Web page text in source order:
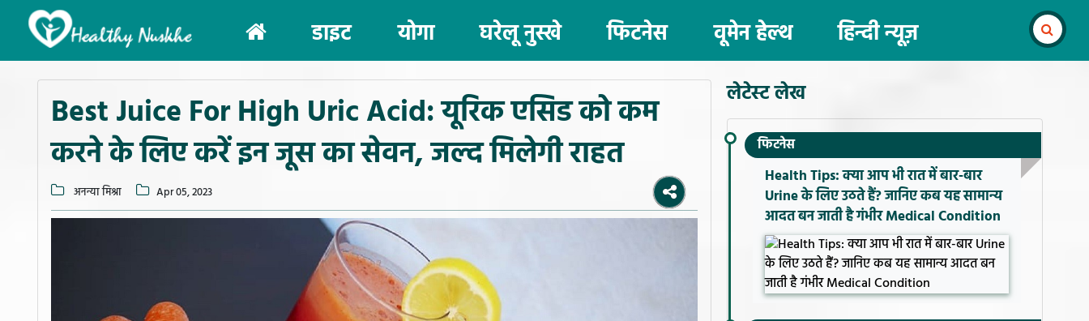
(current)
डाइट योगा घरेलू नुस्खे फिटनेस वूमेन हेल्थ हिन्दी न्यूज़
Best Juice For High Uric Acid: यूरिक एसिड को कम
करने के लिए करें इन जूस का सेवन, जल्द मिलेगी राहत
अनन्या मिश्रा Apr 05, 2023
लेटेस्ट लेख
फिटनेस
Health Tips: क्या आप भी रात में बार-बार
Urine के लिए उठते हैं? जानिए कब यह सामान्य
आदत बन जाती है गंभीर Medical Condition